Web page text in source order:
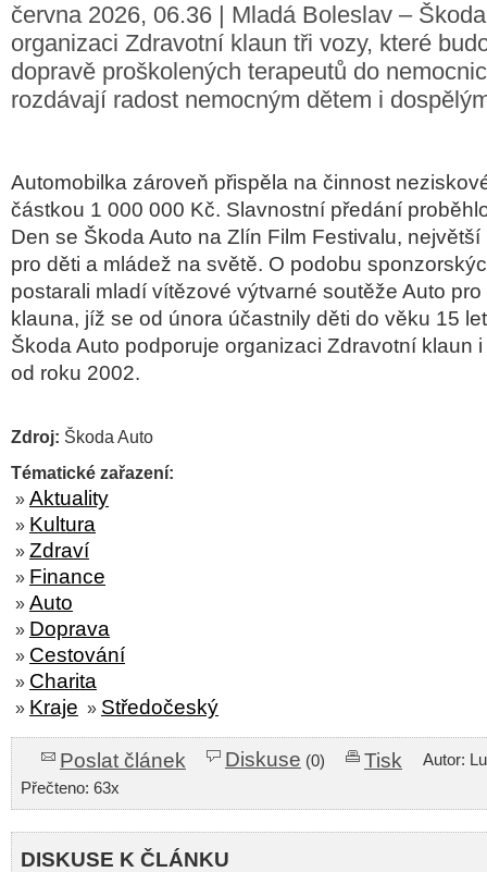
června 2026, 06.36 | Mladá Boleslav –
organizaci Zdravotní klaun tři vozy, které
dopravě proškolených terapeutů do
rozdávají radost nemocným dětem i
Automobilka zároveň přispěla na činnost
částkou 1 000 000 Kč. Slavnostní předání
Den se Škoda Auto na Zlín Film Festivalu,
pro děti a mládež na světě. O podobu
postarali mladí vítězové výtvarné soutěže Auto
klauna, jíž se od února účastnily děti do věku 15
Škoda Auto podporuje organizaci Zdravotní klaun
od roku 2002.
Zdroj: Škoda Auto
Tématické zařazení:
» Aktuality
» Kultura
» Zdraví
» Finance
» Auto
» Doprava
» Cestování
» Charita
» Kraje » Středočeský
Poslat článek Diskuse (0) Tisk
Autor:
Přečteno: 63x
DISKUSE K ČLÁNKU